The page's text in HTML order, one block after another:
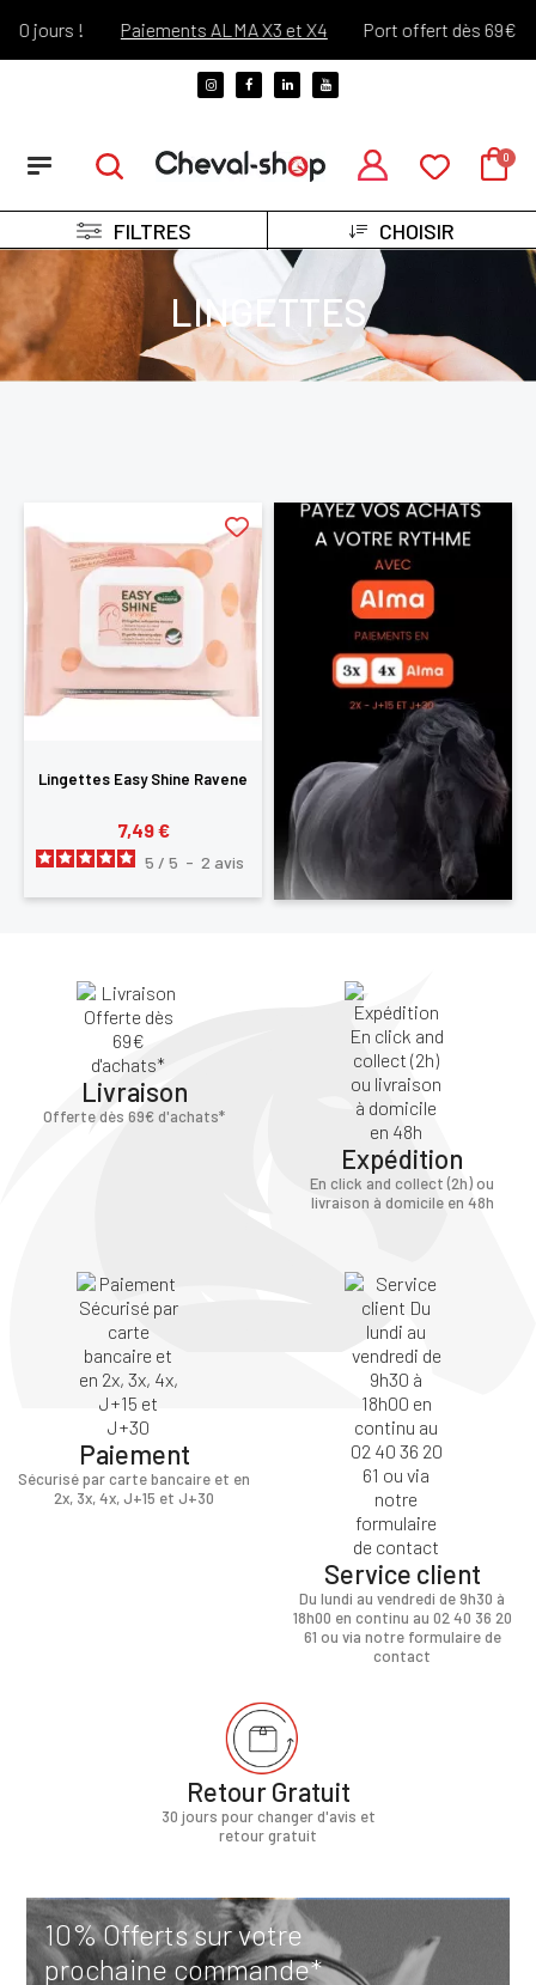
jours ! Paiements ALMA X3 et X4 Port offert dès 69€
FILTRES CHOISIR
LINGETTES
Lingettes Easy Shine Ravene
7,49 €
5 / 5 - 2 avis
Livraison
Offerte dès 69€ d'achats*
Expédition
En click and collect (2h) ou
livraison à domicile en 48h
Paiement
Sécurisé par carte bancaire et en
2x, 3x, 4x, J+15 et J+30
Service client
Du lundi au vendredi de 9h30 à
18h00 en continu au 02 40 36 20
61 ou via notre formulaire de
contact
Retour Gratuit
30 jours pour changer d'avis et
retour gratuit
10% Offerts sur votre
prochaine commande*
Vous devez être connecté pour enregistrer des
produits dans votre liste d'envie
SE
CONNECTER